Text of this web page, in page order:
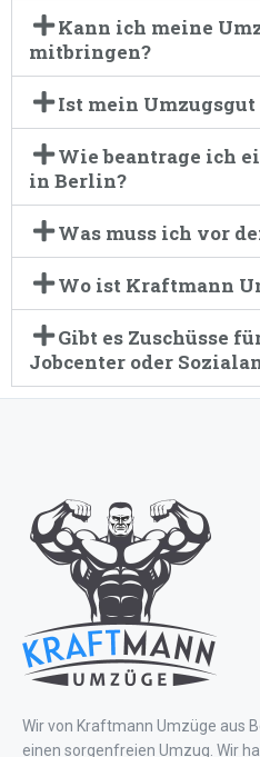
Kann ich meine
mitbringen?
Ist mein
Wie beantrage ich
in Berlin?
Was muss ich vor
Wo ist Kraftmann
Gibt es Zuschüsse
Jobcenter oder
Wir von Kraftmann Umzüge aus
einen sorgenfreien Umzug. Wir